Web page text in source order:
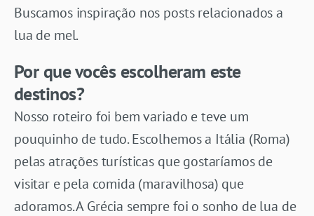
Buscamos inspiração nos posts relacionados a
lua de mel.
Por que vocês escolheram este
destinos?
Nosso roteiro foi bem variado e teve um
pouquinho de tudo. Escolhemos a Itália (Roma)
pelas atrações turísticas que gostaríamos de
visitar e pela comida (maravilhosa) que
adoramos. A Grécia sempre foi o sonho de lua de